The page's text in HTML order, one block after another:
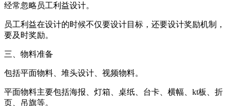
经常忽略员工利益设计。
员工利益在设计的时候不仅要设计目标，还要设计奖励机制，
要及时奖励。
三、物料准备
包括平面物料、堆头设计、视频物料。
平面物料主要包括海报、灯箱、桌纸、台卡、横幅、kt板、折
页、吊旗等。